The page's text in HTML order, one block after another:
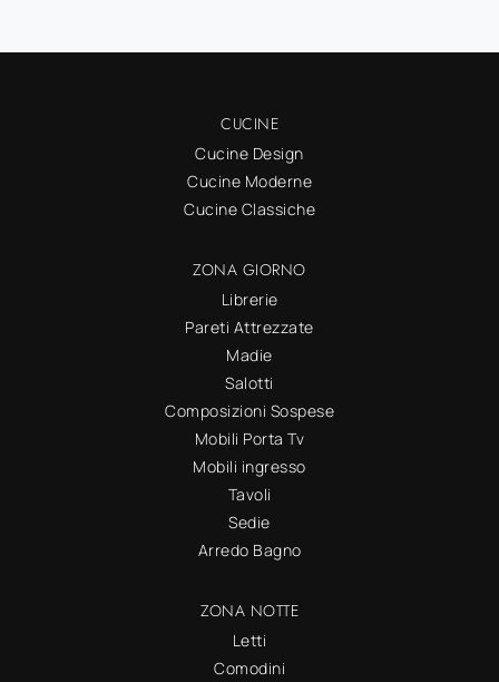
CUCINE
Cucine Design
Cucine Moderne
Cucine Classiche
ZONA GIORNO
Librerie
Pareti Attrezzate
Madie
Salotti
Composizioni Sospese
Mobili Porta Tv
Mobili ingresso
Tavoli
Sedie
Arredo Bagno
ZONA NOTTE
Letti
Comodini